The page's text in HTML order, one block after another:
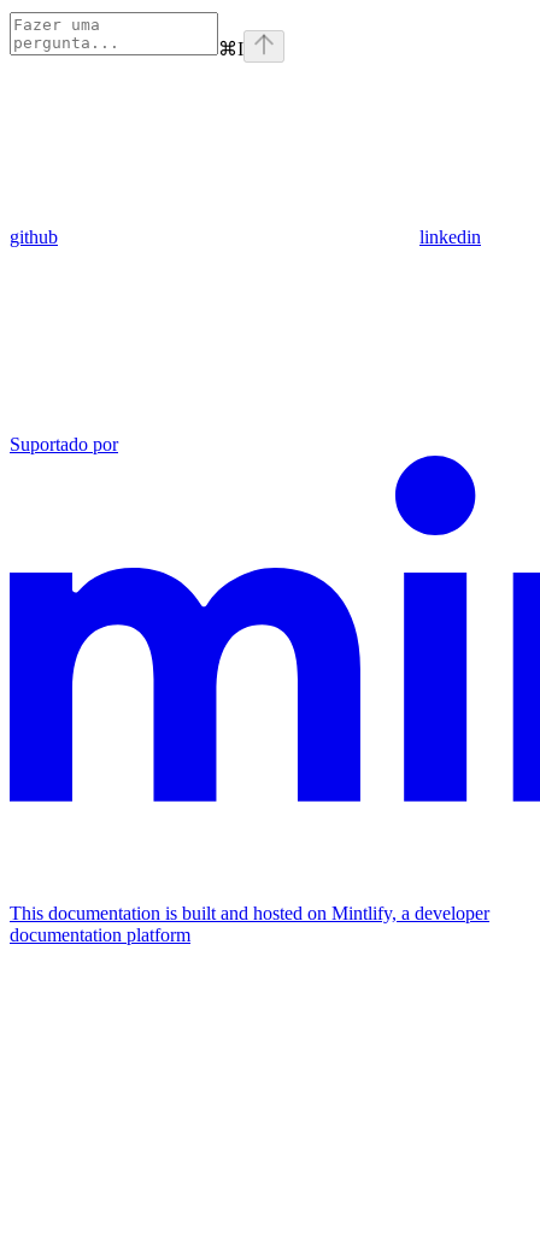
⌘I
github linkedin
Suportado por
This documentation is built and hosted on Mintlify, a developer
documentation platform